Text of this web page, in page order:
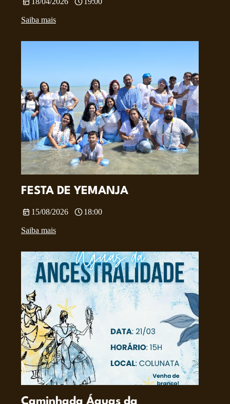
Saiba mais
FESTA DE YEMANJA
15/08/2026 18:00
Saiba mais
Caminhada Águas da